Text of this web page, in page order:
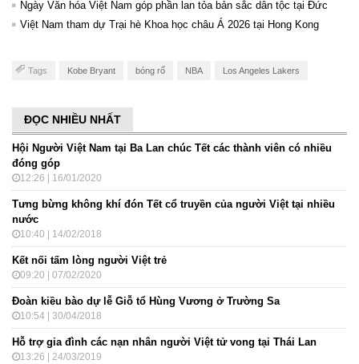
Ngày Văn hóa Việt Nam góp phần lan tỏa bản sắc dân tộc tại Đức ​
Việt Nam tham dự Trại hè Khoa học châu Á 2026 tại Hong Kong
Tags Kobe Bryant bóng rổ NBA Los Angeles Lakers
ĐỌC NHIỀU NHẤT
Hội Người Việt Nam tại Ba Lan chúc Tết các thành viên có nhiều
đóng góp
12:26 | 16/01/2020
Tưng bừng không khí đón Tết cổ truyền của người Việt tại nhiều
nước
10:40 | 14/02/2018
Kết nối tấm lòng người Việt trẻ
09:20 | 07/02/2020
Đoàn kiều bào dự lễ Giỗ tổ Hùng Vương ở Trường Sa
10:54 | 30/04/2018
Hỗ trợ gia đình các nạn nhân người Việt tử vong tại Thái Lan
13:26 | 24/03/2019